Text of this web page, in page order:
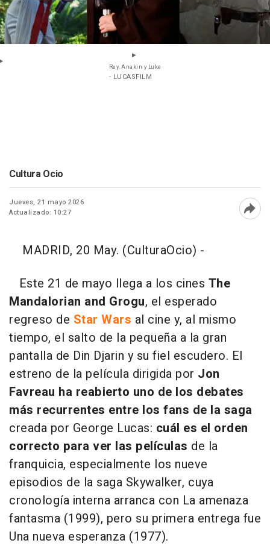
Rey, Anakin y Luke
- LUCASFILM
Cultura Ocio
Jueves, 21 mayo 2026
Actualizado: 10:27
MADRID, 20 May. (CulturaOcio) -
Este 21 de mayo llega a los cines The
Mandalorian and Grogu, el esperado
regreso de Star Wars al cine y, al mismo
tiempo, el salto de la pequeña a la gran
pantalla de Din Djarin y su fiel escudero. El
estreno de la película dirigida por Jon
Favreau ha reabierto uno de los debates
más recurrentes entre los fans de la saga
creada por George Lucas: cuál es el orden
correcto para ver las películas de la
franquicia, especialmente los nueve
episodios de la saga Skywalker, cuya
cronología interna arranca con La amenaza
fantasma (1999), pero su primera entrega fue
Una nueva esperanza (1977).